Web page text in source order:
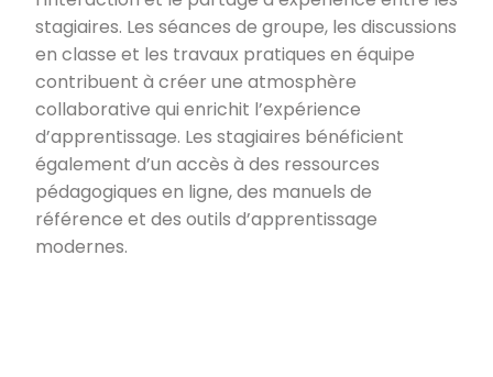
stagiaires. Les séances de groupe, les discussions
en classe et les travaux pratiques en équipe
contribuent à créer une atmosphère
collaborative qui enrichit l’expérience
d’apprentissage. Les stagiaires bénéficient
également d’un accès à des ressources
pédagogiques en ligne, des manuels de
référence et des outils d’apprentissage
modernes.